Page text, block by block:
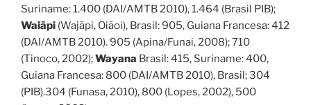
Suriname: 1.400 (DAI/AMTB 2010), 1.464 (Brasil PIB);
Waiãpi (Wajãpi, Oiãoi), Brasil: 905, Guiana Francesa: 412
(DAI/AMTB 2010). 905 (Apina/Funai, 2008); 710
(Tinoco, 2002);Wayana Brasil: 415, Suriname: 400,
Guiana Francesa: 800 (DAI/AMTB 2010), Brasil; 304
(PIB).304 (Funasa, 2010), 800 (Lopes, 2002), 500